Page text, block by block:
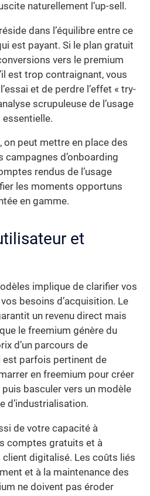
naturellement l’up-sell.
dans l’équilibre entre ce
est payant. Si le plan gratuit
vers le premium
est trop contraignant, vous
et de perdre l’effet « try-
scrupuleuse de l’usage
on peut mettre en place des
campagnes d’onboarding
rendus de l’usage
les moments opportuns
en gamme.
et
implique de clarifier vos
besoins d’acquisition. Le
un revenu direct mais
le freemium génère du
d’un parcours de
est parfois pertinent de
en freemium pour créer
puis basculer vers un modèle
d’industrialisation.
de votre capacité à
comptes gratuits et à
digitalisé. Les coûts liés
et à la maintenance des
ne doivent pas éroder